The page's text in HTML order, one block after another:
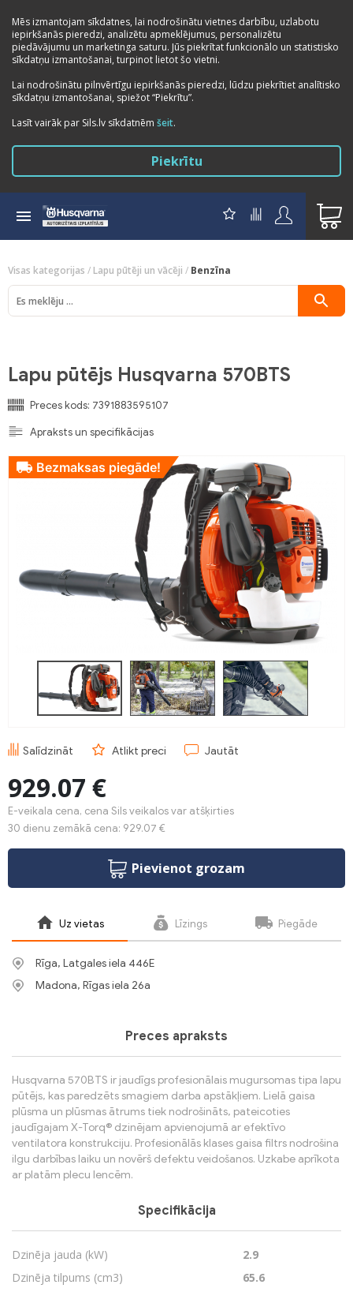
Mēs izmantojam sīkdatnes, lai nodrošinātu vietnes darbību, uzlabotu
iepirkšanās pieredzi, analizētu apmeklējumus, personalizētu
piedāvājumu un marketinga saturu. Jūs piekrītat funkcionālo un statistisko
sīkdatņu izmantošanai, turpinot lietot šo vietni.
Lai nodrošinātu pilnvērtīgu iepirkšanās pieredzi, lūdzu piekrītiet analītisko
sīkdatņu izmantošanai, spiežot “Piekrītu”.
Lasīt vairāk par Sils.lv sīkdatnēm šeit.
Piekrītu
Visas kategorijas / Lapu pūtēji un vācēji / Benzīna
Lapu pūtējs Husqvarna 570BTS
Preces kods: 7391883595107
Apraksts un specifikācijas
Bezmaksas piegāde!
Previous
Salīdzināt Atlikt preci Jautāt
929.07 €
E-veikala cena, cena Sils veikalos var atšķirties
30 dienu zemākā cena: 929.07 €
Pievienot grozam
Uz vietas Līzings Piegāde
Rīga, Latgales iela 446E
Madona, Rīgas iela 26a
Preces apraksts
Husqvarna 570BTS ir jaudīgs profesionālais mugursomas tipa lapu
pūtējs, kas paredzēts smagiem darba apstākļiem. Lielā gaisa
plūsma un plūsmas ātrums tiek nodrošināts, pateicoties
jaudīgajam X-Torq® dzinējam apvienojumā ar efektīvo
ventilatora konstrukciju. Profesionālās klases gaisa filtrs nodrošina
ilgu darbības laiku un novērš defektu veidošanos. Uzkabe aprīkota
ar platām plecu lencēm.
Specifikācija
Dzinēja jauda (kW)
2.9
Dzinēja tilpums (cm3)
65.6